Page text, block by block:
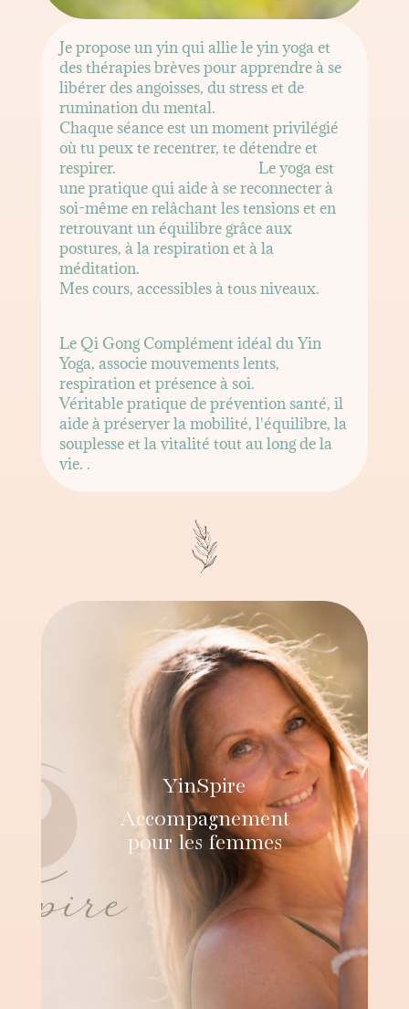
Je propose un yin qui allie le yin yoga et
des thérapies brèves pour apprendre à se
libérer des angoisses, du stress et de
rumination du mental.
Chaque séance est un moment privilégié
où tu peux te recentrer, te détendre et
respirer. Le yoga est
une pratique qui aide à se reconnecter à
soi-même en relâchant les tensions et en
retrouvant un équilibre grâce aux
postures, à la respiration et à la
méditation.
Mes cours, accessibles à tous niveaux.
Le Qi Gong Complément idéal du Yin
Yoga, associe mouvements lents,
respiration et présence à soi.
Véritable pratique de prévention santé, il
aide à préserver la mobilité, l'équilibre, la
souplesse et la vitalité tout au long de la
vie. .
YinSpire
Accompagnement
pour les femmes